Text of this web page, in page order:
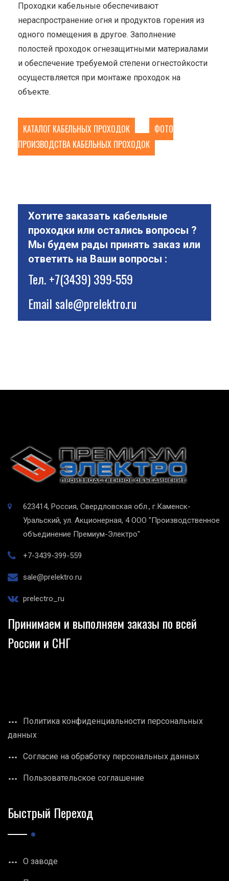
Проходки кабельные обеспечивают
нераспространение огня и продуктов горения из
одного помещения в другое. Заполнение
полостей проходок огнезащитными материалами
и обеспечение требуемой степени огнестойкости
осуществляется при монтаже проходок на
объекте.
КАТАЛОГ КАБЕЛЬНЫХ ПРОХОДОК
ФОТО
ПРОИЗВОДСТВА КАБЕЛЬНЫХ ПРОХОДОК
Хотите заказать кабельные
проходки или остались вопросы ?
Мы будем рады принять заказ или
ответить на Ваши вопросы :
Тел.+7(3439) 399-559
Emailsale@prelektro.ru
623414, Россия, Свердловская обл., г.Каменск-
Уральский, ул. Акционерная, 4 ООО "Производственное
объединение Премиум-Электро"
+7-3439-399-559
sale@prelektro.ru
prelectro_ru
Принимаем и выполняем заказы по всей
России и СНГ
Политика конфиденциальности персональных
данных
Согласие на обработку персональных данных
Пользовательское соглашение
Быстрый Переход
О заводе